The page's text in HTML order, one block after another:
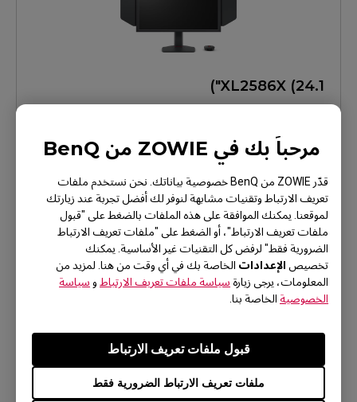
مرحباً بك في ZOWIE من BenQ
قدّر ZOWIE من BenQ خصوصية بياناتك. نحن نستخدم ملفات
تعريف الارتباط وتقنيات مشابهة لنوفر لك أفضل تجربة عند زيارتك
لموقعنا. يمكنك الموافقة على هذه الملفات بالضغط على "قبول
ملفات تعريف الارتباط"، أو الضغط على "ملفات تعريف الارتباط
الضرورية فقط" لرفض كل التقنيات غير الأساسية. يمكنك
تخصيص الإعدادات الخاصة بك في أي وقت من هنا. لمزيد من
المعلومات، يرجى زيارة سياسة ملفات تعريف الارتباط و سياسة
الخصوصية الخاصة بنا.
ملفات تعريف الارتباط الضرورية فقط
قبول ملفات تعريف الارتباط
XL2586X (24.1")
معرفة المزيد